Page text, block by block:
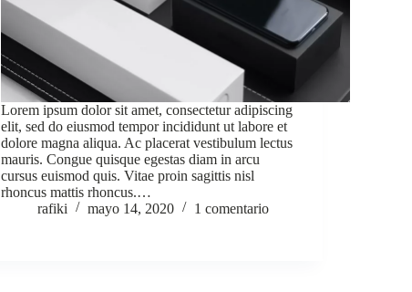
Lorem ipsum dolor sit amet, consectetur adipiscing
elit, sed do eiusmod tempor incididunt ut labore et
dolore magna aliqua. Ac placerat vestibulum lectus
mauris. Congue quisque egestas diam in arcu
cursus euismod quis. Vitae proin sagittis nisl
rhoncus mattis rhoncus.…
rafiki
mayo 14, 2020 1 comentario